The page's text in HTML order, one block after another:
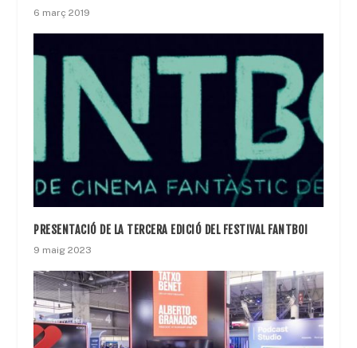
6 març 2019
PRESENTACIÓ DE LA TERCERA EDICIÓ DEL FESTIVAL FANTBOI
9 maig 2023